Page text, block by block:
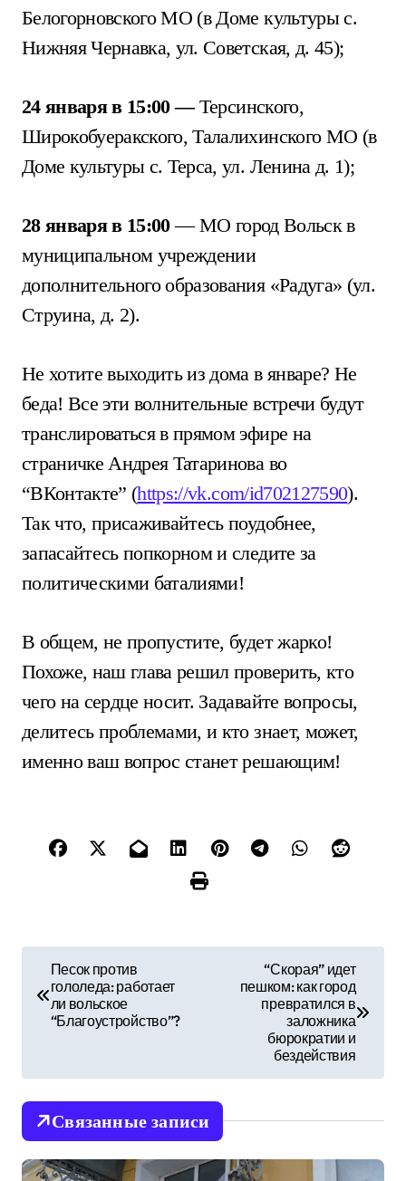
Белогорновского МО (в Доме культуры с.
Нижняя Чернавка, ул. Советская, д. 45);
24 января в 15:00 —Терсинского,
Широкобуеракского, Талалихинского МО (в
Доме культуры с. Терса, ул. Ленина д. 1);
28 января в 15:00— МО город Вольск в
муниципальном учреждении
дополнительного образования «Радуга» (ул.
Струина, д. 2).
Не хотите выходить из дома в январе? Не
беда! Все эти волнительные встречи будут
транслироваться в прямом эфире на
страничке Андрея Татаринова во
“ВКонтакте” (https://vk.com/id702127590).
Так что, присаживайтесь поудобнее,
запасайтесь попкорном и следите за
политическими баталиями!
В общем, не пропустите, будет жарко!
Похоже, наш глава решил проверить, кто
чего на сердце носит. Задавайте вопросы,
делитесь проблемами, и кто знает, может,
именно ваш вопрос станет решающим!
и
г
а
Песок против
гололеда: работает
ли вольское
“Благоустройство”?
“Скорая” идет
пешком: как город
превратился в
заложника
бюрократии и
бездействия
Связанные записи